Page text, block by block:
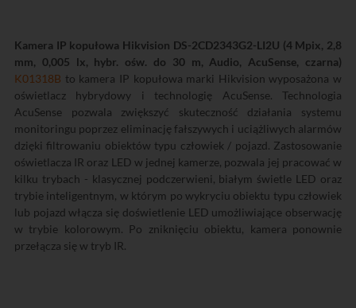
Kamera IP kopułowa Hikvision DS-2CD2343G2-LI2U (4 Mpix, 2,8
mm, 0,005 lx, hybr. ośw. do 30 m, Audio, AcuSense, czarna)
K01318B to kamera IP kopułowa marki Hikvision wyposażona w
oświetlacz hybrydowy i technologię AcuSense. Technologia
AcuSense pozwala zwiększyć skuteczność działania systemu
monitoringu poprzez eliminację fałszywych i uciążliwych alarmów
dzięki filtrowaniu obiektów typu człowiek / pojazd. Zastosowanie
oświetlacza IR oraz LED w jednej kamerze, pozwala jej pracować w
kilku trybach - klasycznej podczerwieni, białym świetle LED oraz
trybie inteligentnym, w którym po wykryciu obiektu typu człowiek
lub pojazd włącza się doświetlenie LED umożliwiające obserwację
w trybie kolorowym. Po zniknięciu obiektu, kamera ponownie
przełącza się w tryb IR.